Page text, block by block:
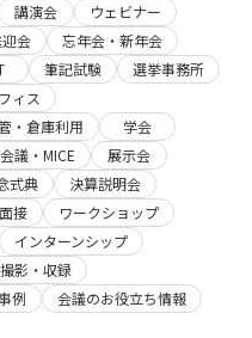
講演会
ウェビナー
会
忘年会・新年会
筆記試験
選挙事務所
ィス
・倉庫利用
学会
議・MICE
展示会
式典
決算説明会
接
ワークショップ
インターンシップ
撮影・収録
例 会議のお役立ち情報